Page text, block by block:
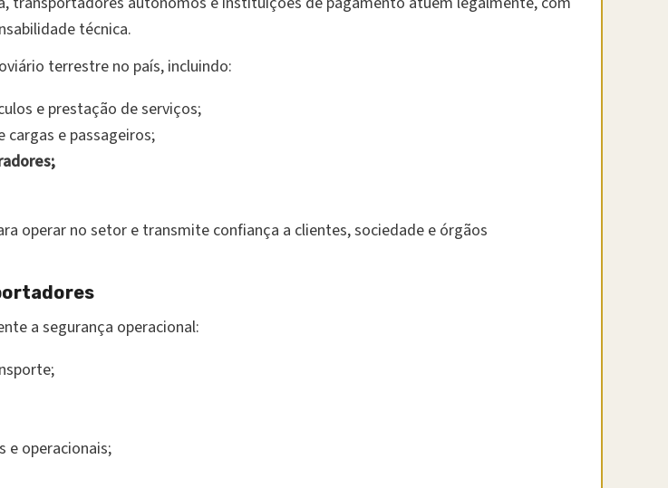
técnica.
terrestre no país, incluindo:
e prestação de serviços;
e passageiros;
operar no setor e transmite confiança a clientes, sociedade e órgãos
a segurança operacional:
e operacionais;